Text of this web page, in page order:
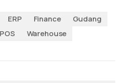
ERP Finance
Gudang
POS Warehouse